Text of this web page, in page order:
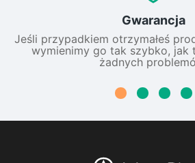
Gwarancja
Jeśli przypadkiem otrzymałeś
wymienimy go tak szybko, jak
żadnych